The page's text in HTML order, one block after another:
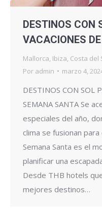
DESTINOS CON
VACACIONES
Mallorca Ibiza Costa del
Por admin marzo 4,
DESTINOS CON SOL
SEMANA SANTA Se
especiales del año,
clima se fusionan
Semana Santa es el
planificar una
Desde THB hotels
mejores destinos…